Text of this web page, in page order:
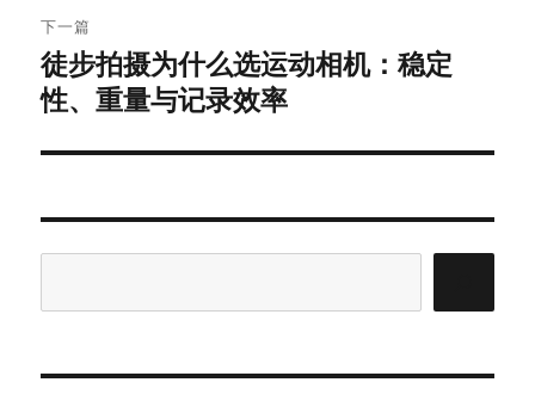
章：
下一篇
下
篇
章：
徒步拍摄为什么选运动相机：稳定
性、重量与记录效率